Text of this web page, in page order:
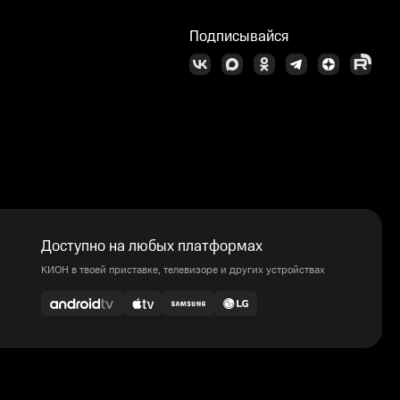
Подписывайся
Доступно на любых платформах
КИОН в твоей приставке, телевизоре и других устройствах